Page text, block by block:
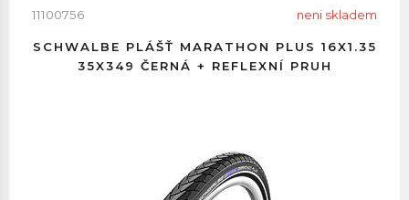
11100756 neni skladem
SCHWALBE PLÁŠŤ MARATHON PLUS 16X1.35
35X349 ČERNÁ + REFLEXNÍ PRUH